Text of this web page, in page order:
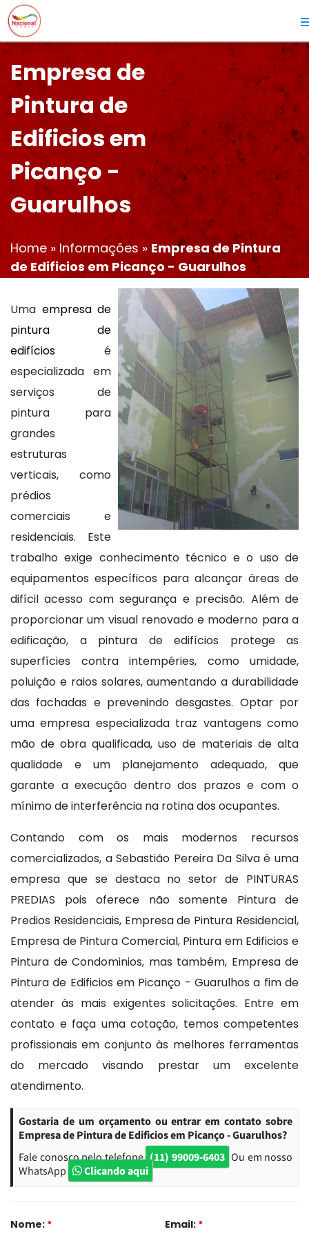
Empresa de
Pintura de
Edificios em
Picanço -
Guarulhos
Home » Informações » Empresa de Pintura
de Edificios em Picanço - Guarulhos
Uma empresa de
pintura de
edifícios é
especializada em
serviços de
pintura para
grandes
estruturas
verticais, como
prédios
comerciais e
residenciais. Este
trabalho exige conhecimento técnico e o uso de
equipamentos específicos para alcançar áreas de
difícil acesso com segurança e precisão. Além de
proporcionar um visual renovado e moderno para a
edificação, a pintura de edifícios protege as
superfícies contra intempéries, como umidade,
poluição e raios solares, aumentando a durabilidade
das fachadas e prevenindo desgastes. Optar por
uma empresa especializada traz vantagens como
mão de obra qualificada, uso de materiais de alta
qualidade e um planejamento adequado, que
garante a execução dentro dos prazos e com o
mínimo de interferência na rotina dos ocupantes.
Contando com os mais modernos recursos
comercializados, a Sebastião Pereira Da Silva é uma
empresa que se destaca no setor de PINTURAS
PREDIAS pois oferece não somente Pintura de
Predios Residenciais, Empresa de Pintura Residencial,
Empresa de Pintura Comercial, Pintura em Edificios e
Pintura de Condominios, mas também, Empresa de
Pintura de Edificios em Picanço - Guarulhos a fim de
atender às mais exigentes solicitações. Entre em
contato e faça uma cotação, temos competentes
profissionais em conjunto às melhores ferramentas
do mercado visando prestar um excelente
atendimento.
Gostaria de um orçamento ou entrar em contato sobre
Empresa de Pintura de Edificios em Picanço - Guarulhos?
Fale conosco pelo telefone (11) 99009-6403 Ou em nosso
WhatsApp
Clicando aqui
Nome: * Email: *